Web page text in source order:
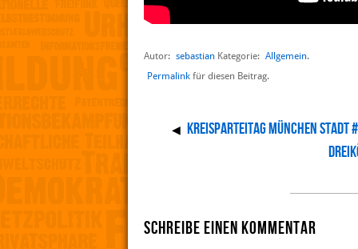
Autor: sebastian Kategorie: Allgemein.
Permalink für diesen Beitrag.
◀ Kreisparteitag München Stadt
Schreibe einen Kommentar